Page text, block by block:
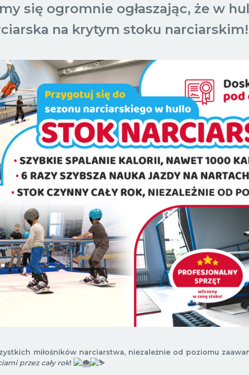
się ogromnie ogłaszając, że w
na krytym stoku
miłośników narciarstwa, niezależnie od poziomu
przez cały rok!